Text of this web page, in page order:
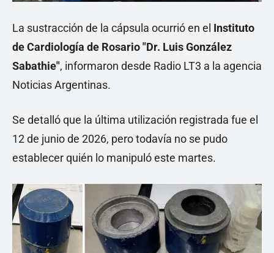
La sustracción de la cápsula ocurrió en el Instituto
de Cardiología de Rosario "Dr. Luis González
Sabathie", informaron desde Radio LT3 a la agencia
Noticias Argentinas.
Se detalló que la última utilización registrada fue el
12 de junio de 2026, pero todavía no se pudo
establecer quién lo manipuló este martes.